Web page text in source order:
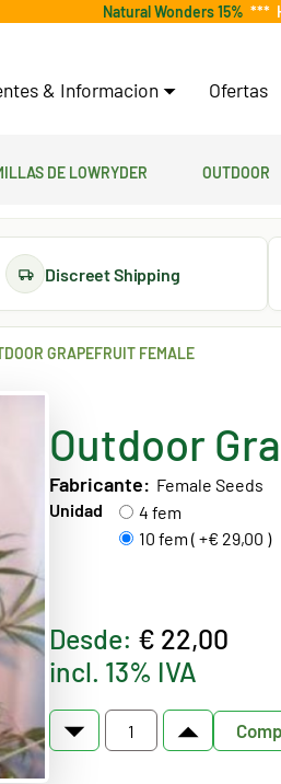
Natural Wonders 15% ***
& Informacion Ofertas
de lowryder Outdoor
Discreet Shipping
GRAPEFRUIT FEMALE
Outdoor
Fabricante: Female Seeds
Unidad
4 fem
10 fem ( +€ 29,00 )
Desde: € 22,00
incl. 13% IVA